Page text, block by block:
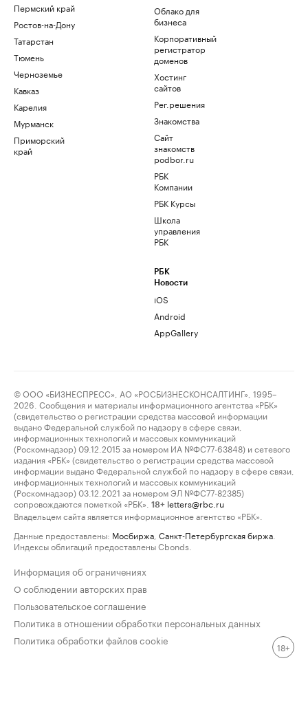
Пермский край
Ростов-на-Дону
Татарстан
Тюмень
Черноземье
Кавказ
Карелия
Мурманск
Приморский
край
Облако для
бизнеса
Корпоративный
регистратор
доменов
Хостинг
сайтов
Рег.решения
Знакомства
Сайт
знакомств
podbor.ru
РБК
Компании
РБК Курсы
Школа
управления
РБК
РБК
Новости
iOS
Android
AppGallery
© ООО «БИЗНЕСПРЕСС», АО «РОСБИЗНЕСКОНСАЛТИНГ», 1995–
2026. Сообщения и материалы информационного агентства «РБК»
(свидетельство о регистрации средства массовой информации
выдано Федеральной службой по надзору в сфере связи,
информационных технологий и массовых коммуникаций
(Роскомнадзор) 09.12.2015 за номером ИА №ФС77-63848) и сетевого
издания «РБК» (свидетельство о регистрации средства массовой
информации выдано Федеральной службой по надзору в сфере связи,
информационных технологий и массовых коммуникаций
(Роскомнадзор) 03.12.2021 за номером ЭЛ №ФС77-82385)
сопровождаются пометкой «РБК».
18+ letters@rbc.ru
Владельцем сайта является информационное агентство «РБК».
Данные предоставлены: Мосбиржа Санкт-Петербургская биржа
Индексы облигаций предоставлены Cbonds.
Информация об ограничениях
О соблюдении авторских прав
Пользовательское соглашение
Политика в отношении обработки персональных данных
Политика обработки файлов cookie
18+